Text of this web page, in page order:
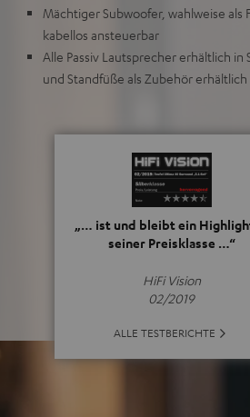
Mächtiger Subwoofer, wahlweise
kabellos ansteuerbar
Alle Passiv Lautsprecher erhältlich in
und Standfüße als Zubehör erhältlich
„… ist und bleibt ein
seiner Preisklasse …“
HiFi Vision
02/2019
ALLE TESTBERICHTE